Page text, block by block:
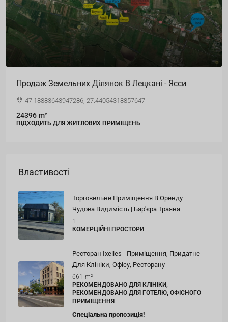
Земля, Будівля, Торговий Центр
вул. Анрі Коанда, 3
5930,21 m²
КОМЕРЦІЙНІ ПРОСТОРИ
Властивості
Торговельне Приміщення В Оренду –
Чудова Видимість | Бар'єра Траяна
1
КОМЕРЦІЙНІ ПРОСТОРИ
Ресторан Ixelles - Приміщення, Придатне
Для Клініки, Офісу, Ресторану
661 m²
РЕКОМЕНДОВАНО ДЛЯ КЛІНІКИ,
РЕКОМЕНДОВАНО ДЛЯ ГОТЕЛЮ, ОФІСНОГО
ПРИМІЩЕННЯ
Спеціальна пропозиція!